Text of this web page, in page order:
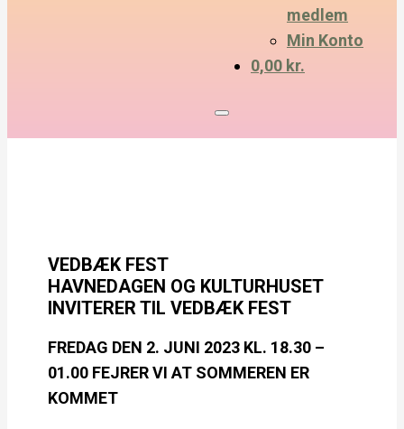
medlem
Min Konto
0,00 kr.
VEDBÆK FEST
HAVNEDAGEN OG KULTURHUSET
INVITERER TIL VEDBÆK FEST
FREDAG DEN 2. JUNI 2023 KL. 18.30 –
01.00 FEJRER VI AT SOMMEREN ER
KOMMET